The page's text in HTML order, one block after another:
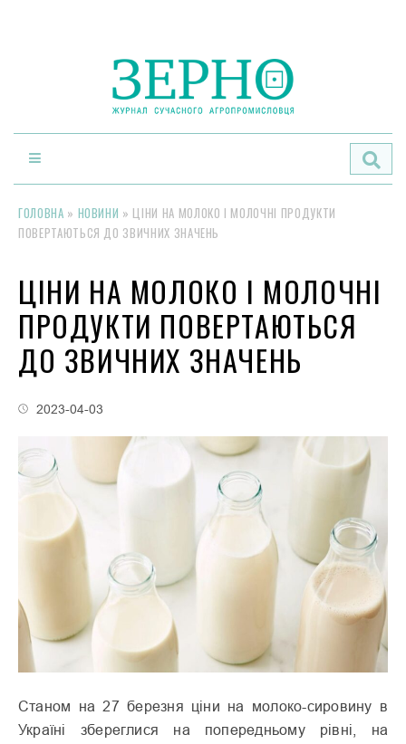
ГОЛОВНА » НОВИНИ » ЦІНИ НА МОЛОКО І МОЛОЧНІ ПРОДУКТИ
ПОВЕРТАЮТЬСЯ ДО ЗВИЧНИХ ЗНАЧЕНЬ
ЦІНИ НА МОЛОКО І МОЛОЧНІ
ПРОДУКТИ ПОВЕРТАЮТЬСЯ
ДО ЗВИЧНИХ ЗНАЧЕНЬ
2023-04-03
Станом на 27 березня ціни на молоко-сировину в
Україні збереглися на попередньому рівні, на